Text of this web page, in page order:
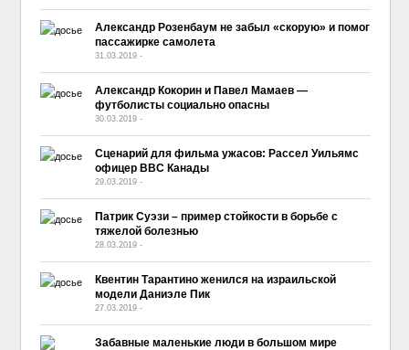
Александр Розенбаум не забыл «скорую» и помог
пассажирке самолета
31.03.2019 -
Александр Кокорин и Павел Мамаев —
футболисты социально опасны
30.03.2019 -
Сценарий для фильма ужасов: Рассел Уильямс
офицер ВВС Канады
29.03.2019 -
Патрик Суэзи – пример стойкости в борьбе с
тяжелой болезнью
28.03.2019 -
Квентин Тарантино женился на израильской
модели Даниэле Пик
27.03.2019 -
Забавные маленькие люди в большом мире